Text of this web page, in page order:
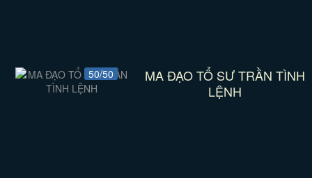
50/50
MA ĐẠO TỔ SƯ TRẦN TÌNH
LỆNH